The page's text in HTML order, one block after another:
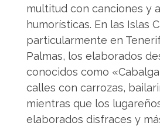
multitud con canciones y
humorísticas. En las Islas
particularmente en
Palmas, los elaborados
conocidos como
calles con carrozas,
mientras que los
elaborados disfraces y